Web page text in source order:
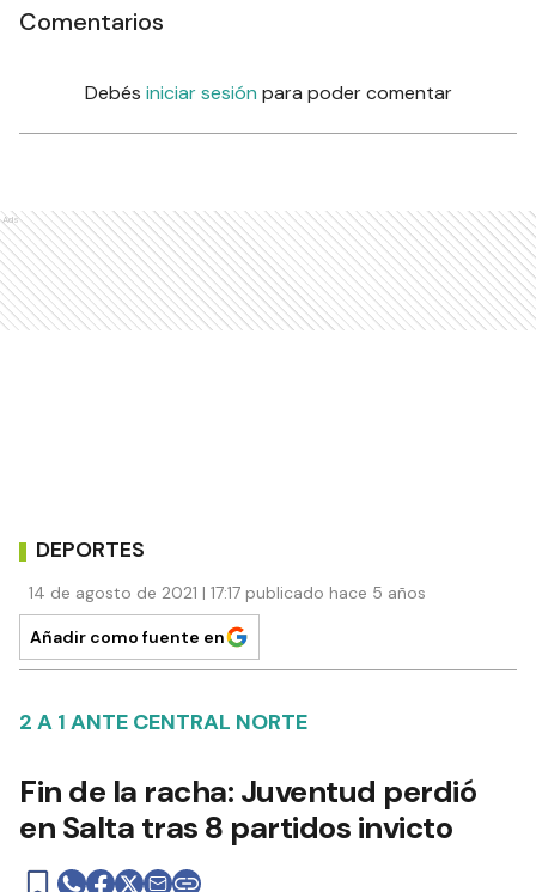
Comentarios
Debés iniciar sesión para poder comentar
Ads
DEPORTES
14 de agosto de 2021 | 17:17 publicado hace 5 años
Añadir como fuente en
2 A 1 ANTE CENTRAL NORTE
Fin de la racha: Juventud perdió
en Salta tras 8 partidos invicto